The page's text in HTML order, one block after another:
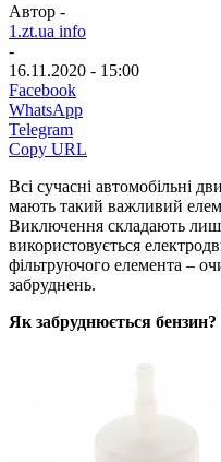
Автор -
1.zt.ua info
-
16.11.2020 - 15:00
Facebook
WhatsApp
Telegram
Copy URL
Всі сучасні автомобільні
мають такий важливий
Виключення складають
використовується
фільтруючого елемента –
забруднень.
Як забруднюється бензин?